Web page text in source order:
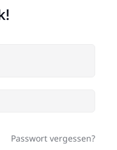
Passwort vergessen?